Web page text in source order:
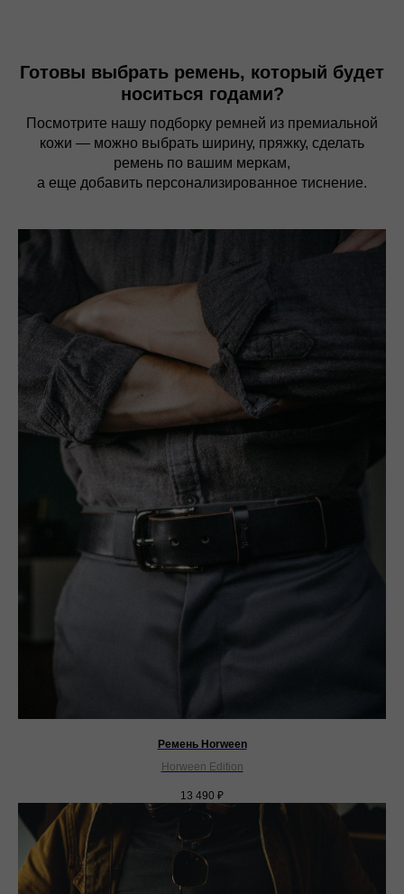
Готовы выбрать ремень, который будет
носиться годами?
Посмотрите нашу подборку ремней из премиальной
кожи — можно выбрать ширину, пряжку, сделать
ремень по вашим меркам,
а еще добавить персонализированное тиснение.
Ремень Horween
Horween Edition
13 490 ₽